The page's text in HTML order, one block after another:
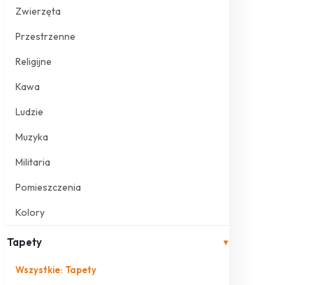
Zwierzęta
Przestrzenne
Religijne
Kawa
Ludzie
Muzyka
Militaria
Pomieszczenia
Kolory
Tapety ▾
Wszystkie: Tapety